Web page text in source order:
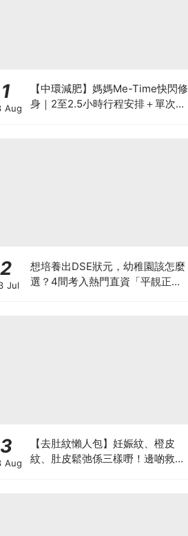
1
Aug
【中環減肥】媽媽Me-Time快閃修
身｜2至2.5小時行程安排＋單次收
2
Jul
想培養出DSE狀元，幼稚園該怎麼
選？4間考入熱門直資「平靚正」
3
Aug
【去肚紋懶人包】妊娠紋、橙皮
紋、肚皮鬆弛係三樣嘢！邊啲救得